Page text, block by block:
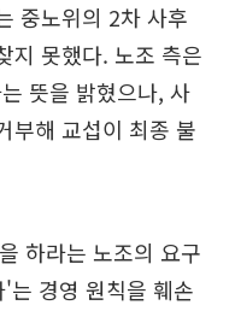
중노위의 2차 사후
지 못했다. 노조 측은
뜻을 밝혔으나, 사
부해 교섭이 최종 불
하라는 노조의 요구
는 경영 원칙을 훼손